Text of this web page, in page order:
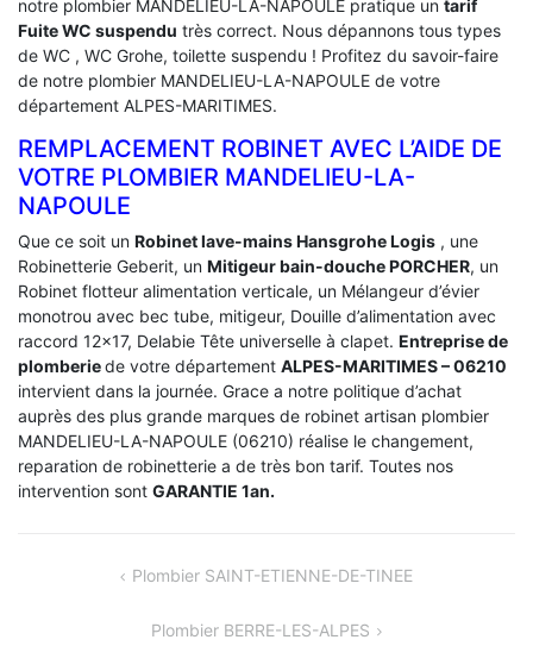
notre plombier MANDELIEU-LA-NAPOULE pratique un tarif
Fuite WC suspendu très correct. Nous dépannons tous types
de WC , WC Grohe, toilette suspendu ! Profitez du savoir-faire
de notre plombier MANDELIEU-LA-NAPOULE de votre
département ALPES-MARITIMES.
REMPLACEMENT ROBINET AVEC L’AIDE DE
VOTRE PLOMBIER MANDELIEU-LA-
NAPOULE
Que ce soit un Robinet lave-mains Hansgrohe Logis , une
Robinetterie Geberit, un Mitigeur bain-douche PORCHER, un
Robinet flotteur alimentation verticale, un Mélangeur d’évier
monotrou avec bec tube, mitigeur, Douille d’alimentation avec
raccord 12×17, Delabie Tête universelle à clapet. Entreprise de
plomberiede votre département ALPES-MARITIMES – 06210
intervient dans la journée. Grace a notre politique d’achat
auprès des plus grande marques de robinet artisan plombier
MANDELIEU-LA-NAPOULE (06210) réalise le changement,
reparation de robinetterie a de très bon tarif. Toutes nos
intervention sont GARANTIE 1an.
NAVIGATIONPlombier SAINT-ETIENNE-DE-TINEE
Plombier BERRE-LES-ALPES